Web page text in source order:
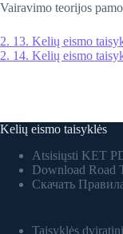
Vairavimo teorijos
2. 13. Kelių eismo
2. 14. Kelių eismo
Kelių eismo taisyklės
Atsisiųsti KET
Download Road
Скачать
Taisyklės